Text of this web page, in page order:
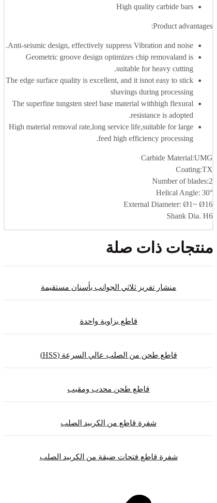
High quality carbide bars
Product advantages:
Anti-seismic design, effectively suppress Vibration and noise.
Geometric groove design optimizes chip removaland is
suitable for heavy cutting.
The edge surface quality is excellent, and it isnot easy to stick
shavings during processing
The superfine tungsten steel base material withhigh flexural
resistance is adopted.
High material removal rate,long service life,suitable for large
feed high efficiency processing.
Carbide Material:UMG
Coating:TX
Number of blades:2
Helical Angle: 30°
External Diameter: Ø1~ Ø16
Shank Dia. H6
منتجات ذات صلة
منشار تفريز ثلاثي الجوانب بأسنان مستقيمة
قاطع بزاوية واحدة
قاطع طحن من الصلب عالي السرعة (HSS)
قاطع طحن محدب ومقبب
شفرة قاطع من الكربيد الصلب
شفرة قاطع فتحات ضيقة من الكربيد الصلب